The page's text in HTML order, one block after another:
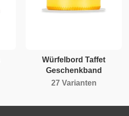
Würfelbord Taffet
Geschenkband
27 Varianten